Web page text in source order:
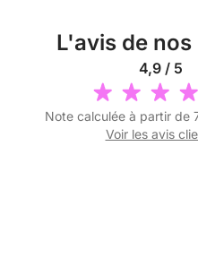
L'avis de
4,9 / 5
Note calculée à partir de
Voir les avis